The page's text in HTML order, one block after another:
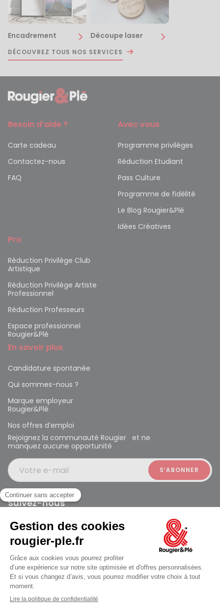
Encadrement Découpe laser
DÉCOUVREZ TOUS NOS SERVICES
Besoin d’aide ?
Carte cadeau
Contactez-nous
FAQ
Avec vous
Programme privilèges
Réduction Etudiant
Pass Culture
Programme de fidélité
Le Blog Rougier&Plé
Idées Créatives
Pro
Réduction Privilège Club
Artistique
Réduction Privilège Artiste
Professionnel
Réduction Professeurs
Espace professionnel
Rougier&Plé
En savoir plus
Candidature spontanée
Qui sommes-nous ?
Marque employeur
Rougier&Plé
Nos offres d’emploi
Rejoignez la communauté Rougier et ne
manquez aucune opportunité
Votre e-mail
Suivez-nous
Rougier et Plé 2024 Copyright